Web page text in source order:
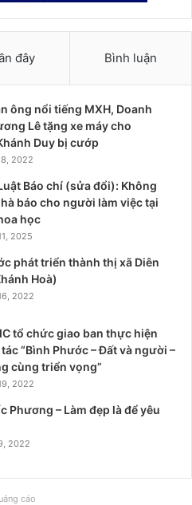
đây Bình luận
ông nổi tiếng MXH, Doanh
Lê tặng xe máy cho
Duy bị cướp
2022
Báo chí (sửa đổi): Không
báo cho người làm việc tại
học
2025
phát triển thành thị xã Diên
Hoà)
2022
tổ chức giao ban thực hiện
“Bình Phước – Đất và người –
cùng triển vọng”
2022
Phương – Làm đẹp là để yêu
2022
cáo